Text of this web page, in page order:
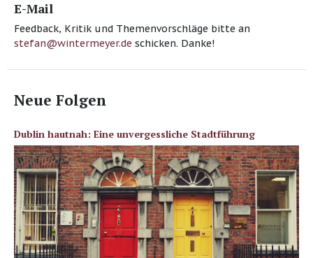
E-Mail
Feedback, Kritik und Themenvorschläge bitte an
stefan@wintermeyer.de schicken. Danke!
Neue Folgen
Dublin hautnah: Eine unvergessliche Stadtführung